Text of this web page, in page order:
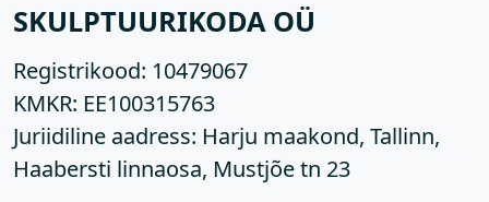
SKULPTUURIKODA OÜ
Registrikood: 10479067
KMKR: EE100315763
Juriidiline aadress: Harju maakond, Tallinn,
Haabersti linnaosa, Mustjõe tn 23